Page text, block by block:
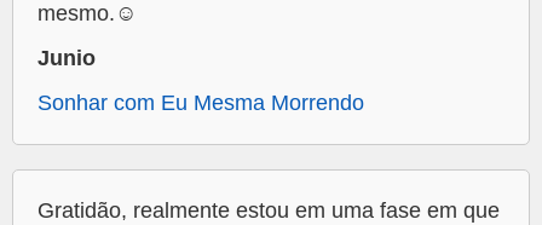
mesmo.☺️
Junio
Sonhar com Eu Mesma Morrendo
Gratidão, realmente estou em uma fase em que